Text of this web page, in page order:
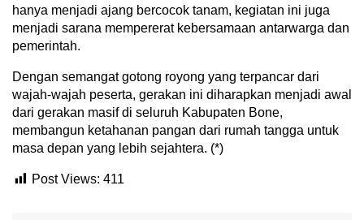
hanya menjadi ajang bercocok tanam, kegiatan ini juga
menjadi sarana mempererat kebersamaan antarwarga dan
pemerintah.
Dengan semangat gotong royong yang terpancar dari
wajah-wajah peserta, gerakan ini diharapkan menjadi awal
dari gerakan masif di seluruh Kabupaten Bone,
membangun ketahanan pangan dari rumah tangga untuk
masa depan yang lebih sejahtera. (*)
Post Views: 411